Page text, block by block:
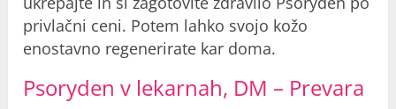
privlačni ceni. Potem lahko svojo kožo
enostavno regenerirate kar doma.
Psoryden v lekarnah, DM – Prevara